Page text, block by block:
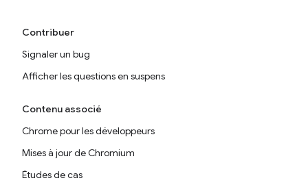
Contribuer
Signaler un bug
Afficher les questions en suspens
Contenu associé
Chrome pour les développeurs
Mises à jour de Chromium
Études de cas